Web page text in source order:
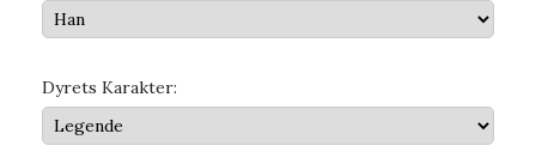
Dyrets Karakter: